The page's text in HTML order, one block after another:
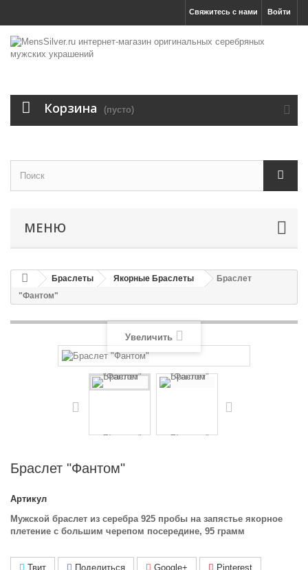
Войти
Свяжитесь с нами
Корзина (пусто)
МЕНЮ
Браслеты Якорные Браслеты
Браслет
"Фантом"
Увеличить
Браслет "Фантом"
Артикул
Мужской браслет из серебра 925 пробы на запястье якорное
плетение с большим черепом посередине, 95 грамм
Твит Поделиться Google+ Pinterest